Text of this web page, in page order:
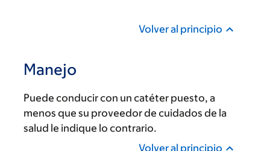
Volver al principio
Manejo
Puede conducir con un catéter puesto, a
menos que su proveedor de cuidados de la
salud le indique lo contrario.
Volver al principio